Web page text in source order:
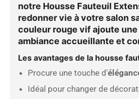
notre Housse Fauteuil
redonner vie à votre salon
couleur rouge vif ajoute
ambiance accueillante et
Les avantages de la housse
Procure une touche d'
Idéal pour changer de